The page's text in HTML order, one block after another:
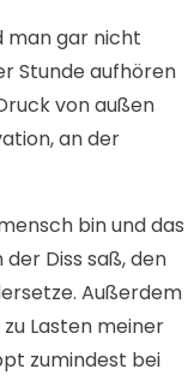
man gar nicht
Stunde aufhören
von außen
an der
bin und das
Diss saß, den
Außerdem
Lasten meiner
zumindest bei